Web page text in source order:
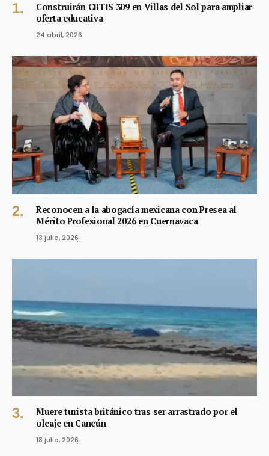
Construirán CBTIS 309 en Villas del Sol para ampliar
oferta educativa
24 abril, 2026
Reconocen a la abogacía mexicana con Presea al
Mérito Profesional 2026 en Cuernavaca
13 julio, 2026
Muere turista británico tras ser arrastrado por el
oleaje en Cancún
18 julio, 2026